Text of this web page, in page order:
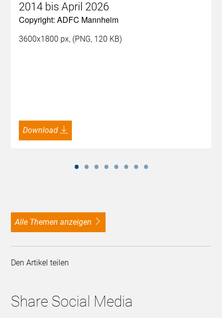
2014 bis April 2026
Copyright: ADFC Mannheim
3600x1800 px, (PNG, 120 KB)
Download
alle Themen anzeigen
Den Artikel teilen
Share Social Media